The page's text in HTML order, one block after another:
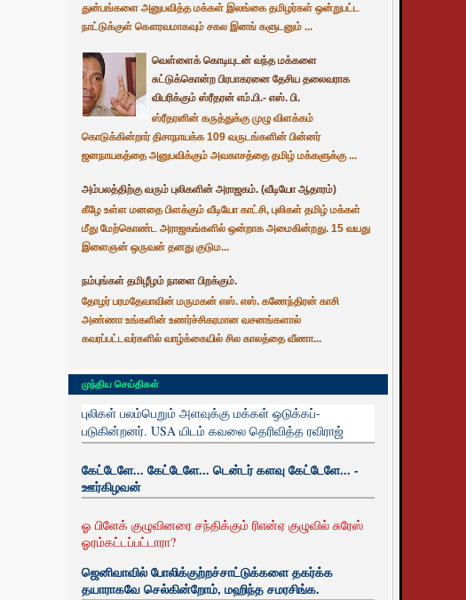
துன்பங்களை அனுபவித்த மக்கள் இலங்கை தமிழர்கள் ஒன்றுபட்ட
நாட்டுக்குள் கௌரவமாகவும் சகல இனங் களுடனும் ...
வெள்ளைக் கொடியுடன் வந்த மக்களை
சுட்டுக்கொன்ற பிரபாகரனை தேசிய தலைவராக
விபரிக்கும் ஸ்ரீதரன் எம்.பி.- எஸ். பி.
ஸ்ரீதரனின் கருத்துக்கு முழு விளக்கம்
கொடுக்கின்றார் திசாநாயக்க 109 வருடங்களின் பின்னர்
ஜனநாயகத்தை அனுபவிக்கும் அவகாசத்தை தமிழ் மக்களுக்கு ...
அம்பலத்திற்கு வரும் புலிகளின் அராஜகம். (வீடியோ ஆதாரம்)
கீழே உள்ள மனதை பிளக்கும் வீடியோ காட்சி, புலிகள் தமிழ் மக்கள்
மீது மேற்கொண்ட அராஜகங்களில் ஒன்றாக அமைகின்றது. 15 வயது
இளைஞன் ஒருவன் தனது குடும...
நம்புங்கள் தமிழீழம் நாளை பிறக்கும்.
தோழர் பரமதேவாவின் மருமகன் எஸ். எஸ். கணேந்திரன் காசி
அண்ணா உங்களின் உணர்ச்சிகரமான வசனங்களால்
கவரப்பட்டவர்களில் வாழ்க்கையில் சில காலத்தை வீணா...
முந்திய செய்திகள்
புலிகள் பலம்பெறும் அளவுக்கு மக்கள் ஒடுக்கப்-
படுகின்றனர். USA யிடம் கவலை தெரிவித்த ரவிராஜ்
கேட்டேளே... கேட்டேளே... டென்டர் களவு கேட்டேளே... -
ஊர்கிழவன்
ஓ பிளேக் குழுவினரை சந்திக்கும் ரிஎன்ஏ குழுவில் சுரேஸ்
ஓரம்கட்டப்பட்டாரா?
ஜெனிவாவில் போலிக்குற்றச்சாட்டுக்களை தகர்க்க
தயாராகவே செல்கின்றோம், மஹிந்த சமரசிங்க.